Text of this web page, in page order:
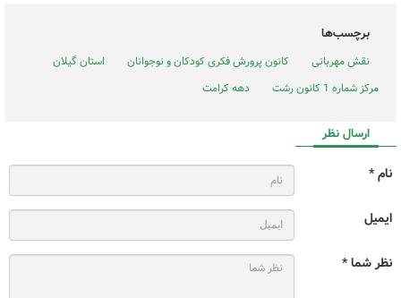
برچسب‌ها
نقش مهربانی کانون پرورش فکری کودکان و نوجوانان
استان گیلان
مرکز شماره 1 کانون رشت
دهه کرامت
ارسال نظر
نام *
ایمیل
نظر شما *